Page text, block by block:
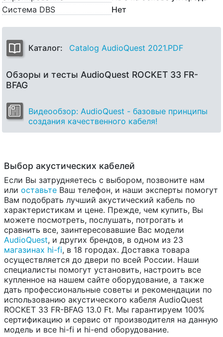
Система DBS
Нет
Каталог: Catalog AudioQuest 2021.PDF
Обзоры и тесты AudioQuest ROCKET 33 FR-
BFAG
Видеообзор: AudioQuest - базовые принципы
создания качественного кабеля!
Выбор акустических кабелей
Если Вы затрудняетесь с выбором, позвоните нам
или оставьте Ваш телефон, и наши эксперты помогут
Вам подобрать лучший акустический кабель по
характеристикам и цене. Прежде, чем купить, Вы
можете посмотреть, послушать, потрогать и
сравнить все, заинтересовавшие Вас модели
AudioQuest, и других брендов, в одном из 23
магазинах hi-fi, в 18 городах. Доставка товара
осуществляется до двери по всей России. Наши
специалисты помогут установить, настроить все
купленное на нашем сайте оборудование, а также
дать профессиональные советы и рекомендации по
использованию акустического кабеля AudioQuest
ROCKET 33 FR-BFAG 13.0 Ft. Мы гарантируем 100%
сертификацию и сервис от производителя на данную
модель и все hi-fi и hi-end оборудование.